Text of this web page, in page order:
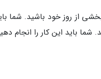
از روز خود باشید. شما
شما باید این کار را انجام